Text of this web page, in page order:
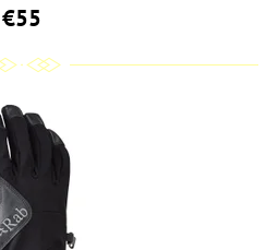
€55